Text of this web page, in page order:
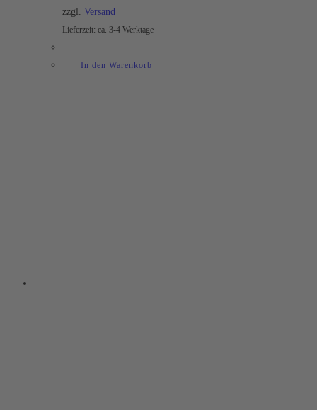
zzgl. Versand
Lieferzeit: ca. 3-4 Werktage
In den Warenkorb